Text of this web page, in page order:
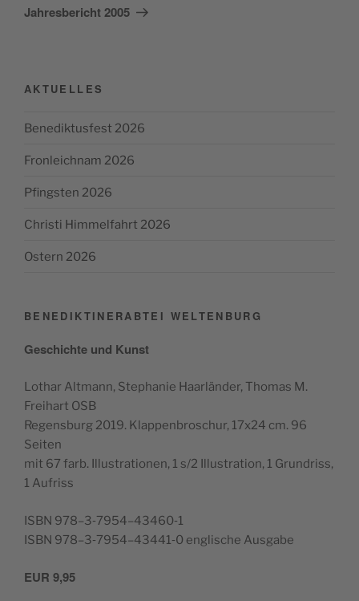
Post
Jahresbericht 2005
AKTUELLES
Benediktusfest 2026
Fronleichnam 2026
Pfingsten 2026
Christi Himmelfahrt 2026
Ostern 2026
BENEDIKTINERABTEI WELTENBURG
Geschichte und Kunst
Lothar Alt­mann, Stephanie Haar­län­der, Thomas M.
Frei­hart OSB
Regens­burg 2019. Klap­pen­broschur, 17x24 cm. 96
Seiten
mit 67 farb. Illus­tra­tio­nen, 1 s/2 Illus­tra­tion, 1 Grun­driss,
1 Aufriss
ISBN 978–3‑7954–43460‑1
ISBN 978–3‑7954–43441‑0 englis­che Ausgabe
EUR 9,95